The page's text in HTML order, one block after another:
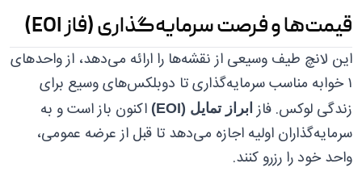
قیمت‌ها و فرصت سرمایه‌گذاری (فاز EOI)
این لانچ طیف وسیعی از نقشه‌ها را ارائه می‌دهد، از واحدهای
۱ خوابه مناسب سرمایه‌گذاری تا دوبلکس‌های وسیع برای
زندگی لوکس. فاز ابراز تمایل (EOI)
اکنون باز است و به
سرمایه‌گذاران اولیه اجازه می‌دهد تا قبل از عرضه عمومی،
واحد خود را رزرو کنند.